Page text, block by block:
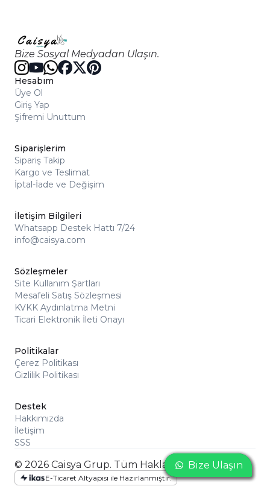
Bize Sosyal Medyadan Ulaşın.
Hesabım
Üye Ol
Giriş Yap
Şifremi Unuttum
Siparişlerim
Sipariş Takip
Kargo ve Teslimat
İptal-İade ve Değişim
İletişim Bilgileri
Whatsapp Destek Hattı 7/24
info@caisya.com
Sözleşmeler
Site Kullanım Şartları
Mesafeli Satış Sözleşmesi
KVKK Aydınlatma Metni
Ticari Elektronik İleti Onayı
Politikalar
Çerez Politikası
Gizlilik Politikası
Destek
Hakkımızda
İletişim
SSS
© 2026 Caisya Grup. Tüm Hakları Saklıdır
E-Ticaret Altyapısı ile Hazırlanmıştır.
Bize Ulaşın
Bize Ulaşın
Bize Ulaşın